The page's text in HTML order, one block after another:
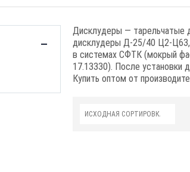
Дисклудеры — тарельчатые
дисклудеры Д-25/40 Ц2-
в системах СФТК (мокрый
17.13330). После установки
Купить оптом от